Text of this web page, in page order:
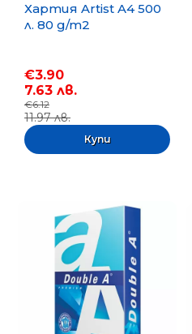
Хартия Artist A4 500
л. 80 g/m2
€3.90
7.63 лв.
€6.12
11.97 лв.